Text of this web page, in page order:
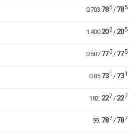
0.703 785/ 785
1.400 205/ 205
0.587 775/ 775
0.85 731 / 731
182. 227 / 227
99. 787 / 787